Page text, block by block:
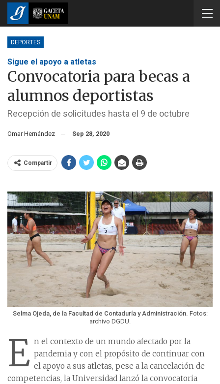
DEPORTES
Sigue el apoyo a atletas
Convocatoria para becas a
alumnos deportistas
Recepción de solicitudes hasta el 9 de octubre
Omar Hernández Sep 28, 2020
Compartir
Selma Ojeda, de la Facultad de Contaduría y Administración. Fotos:
archivo DGDU.
E n el contexto de un mundo afectado por la
pandemia y con el propósito de continuar con
el apoyo a sus atletas, pese a la cancelación de
competencias, la Universidad lanzó la convocatoria